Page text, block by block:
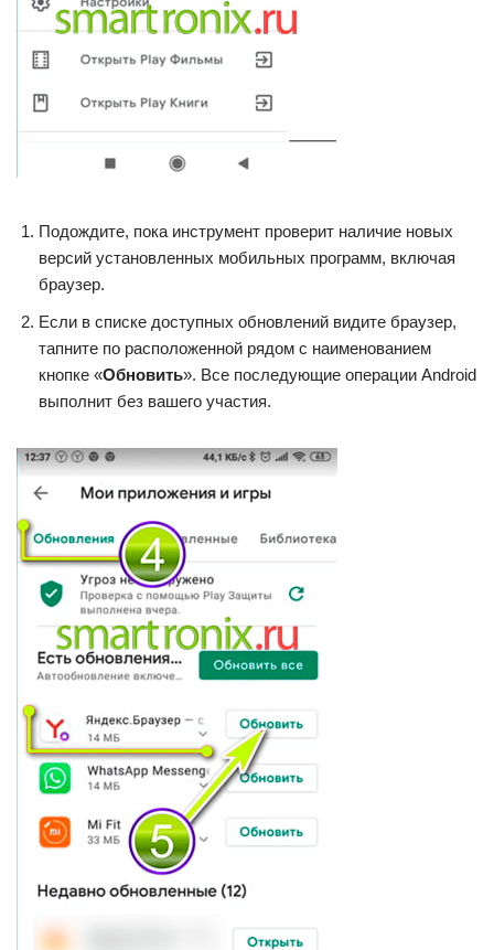
Подождите, пока инструмент проверит наличие новых
версий установленных мобильных программ, включая
браузер.
Если в списке доступных обновлений видите браузер,
тапните по расположенной рядом с наименованием
кнопке «Обновить». Все последующие операции Android
выполнит без вашего участия.